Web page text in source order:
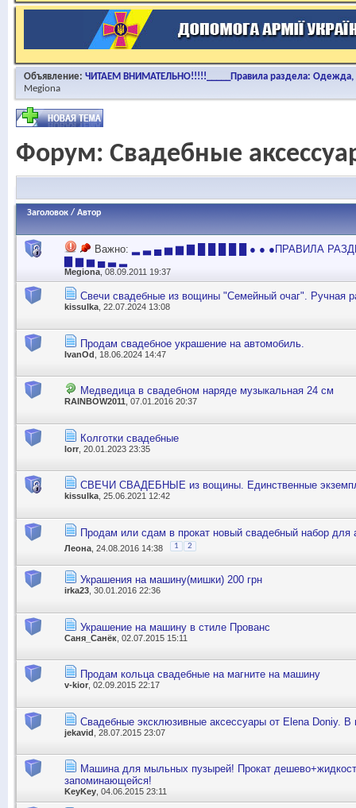
Объявление: ЧИТАЕМ ВНИМАТЕЛЬНО!!!!!_____Правила раздела: Одежда,
Megiona
Форум: Свадебные
Заголовок / Автор
Важно: ▂ ▃ ▄ ▅ ▆ ▇ █ █ █ █ █ ● ● ●ПРАВИЛА
▇ ▆ ▅ ▄ ▃ ▂
Megiona , 08.09.2011 19:37
Свечи свадебные из вощины "Семейный очаг". Ручная
kissulka, 22.07.2024 13:08
Продам свадебное украшение на автомобиль.
IvanOd , 18.06.2024 14:47
Медведица в свадебном наряде музыкальная 24 см
RAINBOW2011, 07.01.2016 20:37
Колготки свадебные
lorr , 20.01.2023 23:35
СВЕЧИ СВАДЕБНЫЕ из вощины. Единственные
kissulka , 25.06.2021 12:42
Продам или сдам в прокат новый свадебный набор для
Леона , 24.08.2016 14:38 1 2
Украшения на машину(мишки) 200 грн
irka23 , 30.01.2016 22:36
Украшение на машину в стиле Прованс
Саня_Санёк , 02.07.2015 15:11
Продам кольца свадебные на магните на машину
v-kior , 02.09.2015 22:17
Свадебные эксклюзивные аксессуары от Elena Doniy. В
jekavid , 28.07.2015 23:07
Машина для мыльных пузырей! Прокат
запоминающейся!
KeyKey , 04.06.2015 23:11